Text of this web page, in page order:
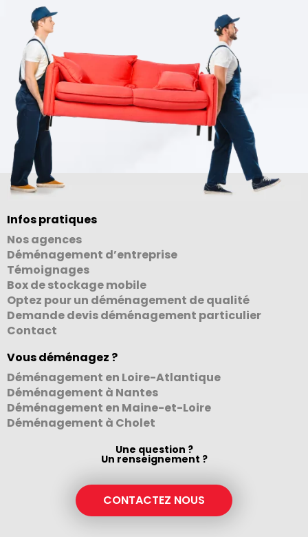
Infos pratiques
Nos agences
Déménagement d’entreprise
Témoignages
Box de stockage mobile
Optez pour un déménagement de qualité
Demande devis déménagement particulier
Contact
Vous déménagez ?
Déménagement en Loire-Atlantique
Déménagement à Nantes
Déménagement en Maine-et-Loire
Déménagement à Cholet
Une question ?
Un renseignement ?
CONTACTEZ NOUS